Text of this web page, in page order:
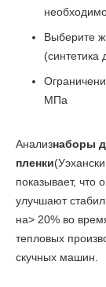
Выберите
(синтетика
МПа
Анализнаборы
пленки
показывает, что
улучшают
на> 20% во
тепловых
скучных машин.